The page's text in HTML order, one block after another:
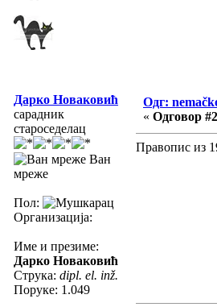
Дарко Новаковић
сарадник
староседелац
Ван
мреже
Пол:
Организација:
Име и презиме:
Дарко Новаковић
Струка: dipl. el. inž.
Поруке: 1.049
Одг:
« Одговор
Правопис из